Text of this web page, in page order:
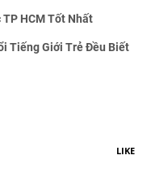
HCM Tốt Nhất
Tiếng Giới Trẻ Đều Biết
LIKE